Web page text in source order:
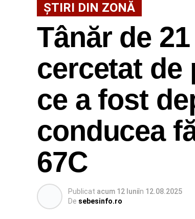
ȘTIRI DIN ZONĂ
Tânăr de
cercetat de
ce a fost
conducea
67C
Publicat acum 12 luniîn 12.08.2025
De sebesinfo.ro